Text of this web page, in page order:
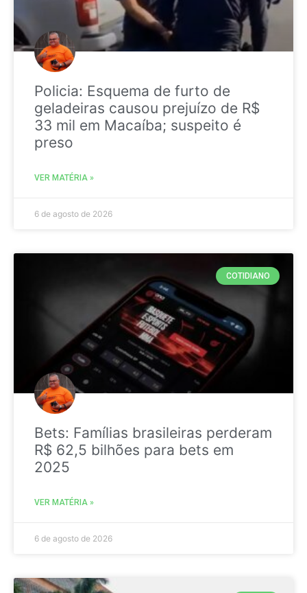
Policia: Esquema de furto de
geladeiras causou prejuízo de R$
33 mil em Macaíba; suspeito é
preso
VER MATÉRIA »
6 de agosto de 2026
COTIDIANO
Bets: Famílias brasileiras perderam
R$ 62,5 bilhões para bets em
2025
VER MATÉRIA »
6 de agosto de 2026